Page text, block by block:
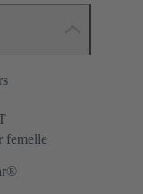
femelle